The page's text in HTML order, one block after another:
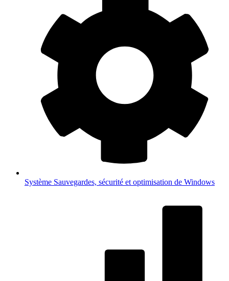
Système Sauvegardes, sécurité et optimisation de Windows